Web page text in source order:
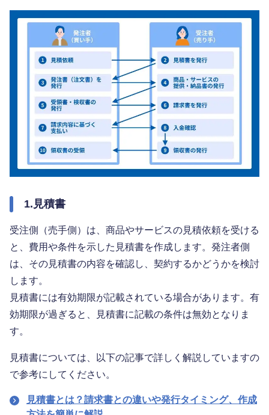
1.見積書
受注側（売手側）は、商品やサービスの見積依頼を受ける
と、費用や条件を示した見積書を作成します。発注者側
は、その見積書の内容を確認し、契約するかどうかを検討
します。
見積書には有効期限が記載されている場合があります。有
効期限が過ぎると、見積書に記載の条件は無効となりま
す。
見積書については、以下の記事で詳しく解説していますの
で参考にしてください。
見積書とは？請求書との違いや発行タイミング、作成